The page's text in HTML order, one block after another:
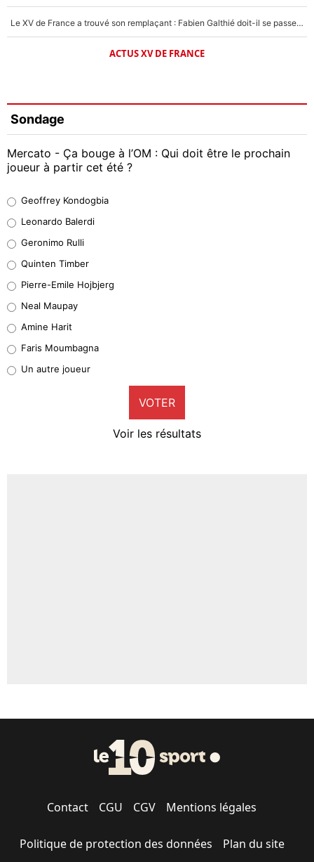
Le XV de France a trouvé son remplaçant : Fabien Galthié doit-il se passer d'Antoine Dupont ?
ACTUS XV DE FRANCE
Sondage
Mercato - Ça bouge à l’OM : Qui doit être le prochain
joueur à partir cet été ?
38%
32%
5%
1%
9%
Geoffrey Kondogbia
Leonardo Balerdi
Geronimo Rulli
Quinten Timber
Pierre-Emile Hojbjerg
Neal Maupay
Amine Harit
Faris Moumbagna
Un autre joueur
VOTER
Voir les résultats
Contact CGU CGV Mentions légales
Politique de protection des données Plan du site